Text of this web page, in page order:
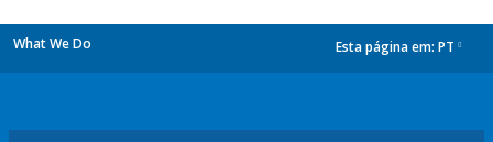
What We Do Esta página em: PT